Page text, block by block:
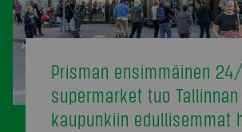
Prisman ensimmäinen
supermarket tuo
kaupunkiin edullisemmat